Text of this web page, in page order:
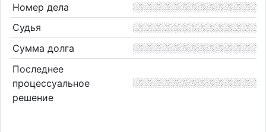
Номер дела
Судья
Сумма долга
Последнее
процессуальное
решение